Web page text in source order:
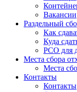
Вакансии
Раздельный
Как
Куда
РСО для
Места сбора
Места
Контакты
Контакты